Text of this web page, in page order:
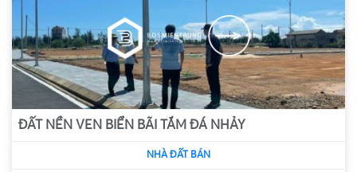
ĐẤT NỀN VEN BIỂN BÃI TẮM ĐÁ NHẢY
NHÀ ĐẤT BÁN